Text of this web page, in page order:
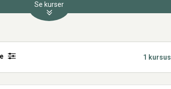
Se kurser
1 kursus